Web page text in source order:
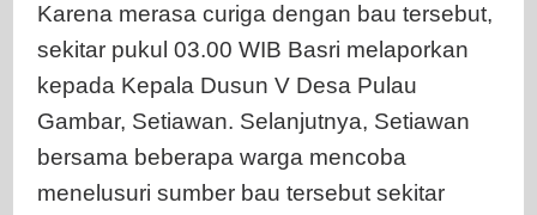
Karena merasa curiga dengan bau tersebut,
sekitar pukul 03.00 WIB Basri melaporkan
kepada Kepala Dusun V Desa Pulau
Gambar, Setiawan. Selanjutnya, Setiawan
bersama beberapa warga mencoba
menelusuri sumber bau tersebut sekitar